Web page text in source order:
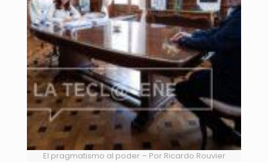
El pragmatismo al poder – Por Ricardo Rouvier